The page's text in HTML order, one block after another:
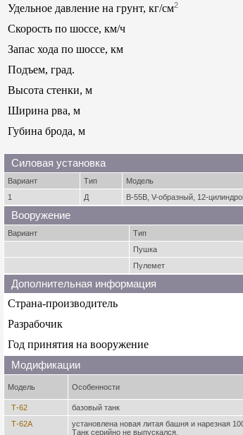
Удельное давление на грунт, кг/см2
Скорость по шоссе, км/ч
Запас хода по шоссе, км
Подъем, град.
Высота стенки, м
Ширина рва, м
Губина брода, м
Силовая установка
Вариант Тип Модель
1
Д В-55В, V-образный, 12-
Вооружение
Вариант Тип
Пушка
Пулемет
Дополнительная информация
Страна-производитель
Разрабочик
Год принятия на вооружение
Модификации
Модель Особенности
Т-62
базовый танк
Т-62А
установлена новая литая башня и нарезная
Танк серийно не выпускался.